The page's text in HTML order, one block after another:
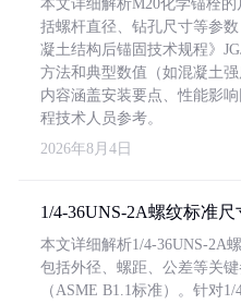
本文详细解析M20化学锚栓
括螺杆直径、钻孔尺寸等参
凝土结构后锚固技术规程》
方法和典型数值（如混凝土强
内容涵盖安装要点、性能影
程技术人员参考。
2026年8月4日
1/4-36UNS-2A螺纹标准尺
本文详细解析1/4-36UNS-2A
包括外径、螺距、公差等关
（ASME B1.1标准）。针对